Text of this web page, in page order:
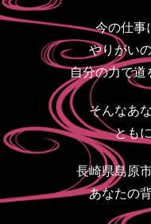
今の仕事
やりがい
自分の力で道
そんなあ
とも
長崎県島原
あなたの